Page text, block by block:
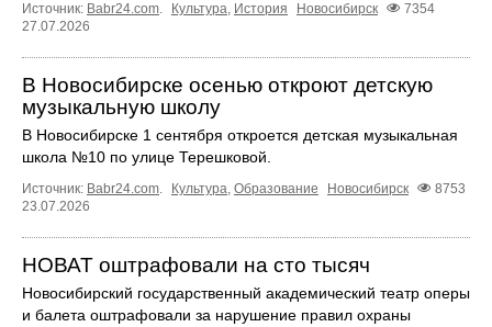
Источник: Babr24.com. Культура, История Новосибирск
7354
27.07.2026
В Новосибирске осенью откроют детскую
музыкальную школу
В Новосибирске 1 сентября откроется детская музыкальная
школа №10 по улице Терешковой.
Источник: Babr24.com. Культура, Образование Новосибирск
8753
23.07.2026
НОВАТ оштрафовали на сто тысяч
Новосибирский государственный академический театр оперы
и балета оштрафовали за нарушение правил охраны